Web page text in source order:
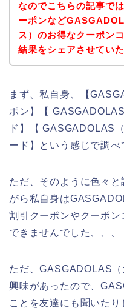
なのでこちらの記事で
ーポンなど
ス）のお得なクーポン
結果をシェアさせていた
まず、私自身、【
ポン】【
ド】【 GASGADOLAS
ード】という感じで調べ
ただ、そのように色々
がら私自身は
割引クーポンやクーポ
できませんでした、、、
ただ、GASGADOLAS
興味があったので、
ことを友達にも聞いたり